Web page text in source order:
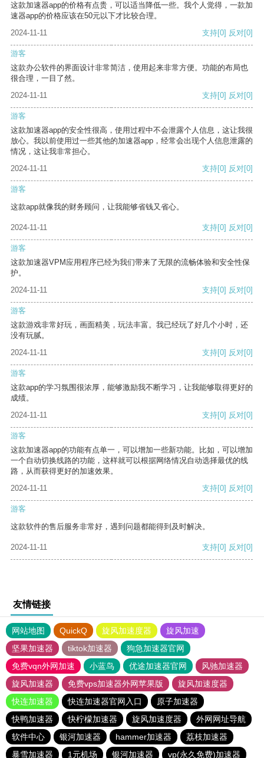
这款加速器app的价格有点贵，可以适当降低一些。我个人觉得，一款加
速器app的价格应该在50元以下才比较合理。
2024-11-11
支持[0] 反对[0]
游客
这款办公软件的界面设计非常简洁，使用起来非常方便。功能的布局也
很合理，一目了然。
2024-11-11
支持[0] 反对[0]
游客
这款加速器app的安全性很高，使用过程中不会泄露个人信息，这让我很
放心。我以前使用过一些其他的加速器app，经常会出现个人信息泄露的
情况，这让我非常担心。
2024-11-11
支持[0] 反对[0]
游客
这款app就像我的财务顾问，让我能够省钱又省心。
2024-11-11 支持[0] 反对[0]
游客
这款加速器VPM应用程序已经为我们带来了无限的流畅体验和安全性保
护。
2024-11-11
支持[0] 反对[0]
游客
这款游戏非常好玩，画面精美，玩法丰富。我已经玩了好几个小时，还
没有玩腻。
2024-11-11
支持[0] 反对[0]
游客
这款app的学习氛围很浓厚，能够激励我不断学习，让我能够取得更好的
成绩。
2024-11-11
支持[0] 反对[0]
游客
这款加速器app的功能有点单一，可以增加一些新功能。比如，可以增加
一个自动切换线路的功能，这样就可以根据网络情况自动选择最优的线
路，从而获得更好的加速效果。
2024-11-11
支持[0] 反对[0]
游客
这款软件的售后服务非常好，遇到问题都能得到及时解决。
2024-11-11 支持[0] 反对[0]
友情链接
网站地图 QuickQ 旋风加速度器
旋风加速
坚果加速器
tiktok加速器
狗急加速器官网
免费vqn外网加速
小蓝鸟 优途加速器官网
风驰加速器
旋风加速器
免费vps加速器外网苹果版
旋风加速度器
快连加速器
快连加速器官网入口
原子加速器
快鸭加速器
快柠檬加速器 旋风加速度器
外网网址导航
软件中心
银河加速器 hammer加速器
荔枝加速器
暴雪加速器
1元机场 银河加速器 vp(永久免费)加速器